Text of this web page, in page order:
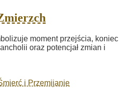
moment przejścia, koniec
oraz potencjał zmian i
i Przemijanie